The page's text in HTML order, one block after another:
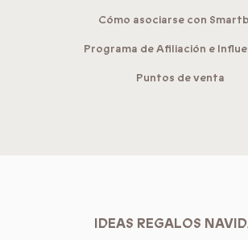
Cómo asociarse con
Programa de Afiliación e
Puntos de venta
IDEAS REGALOS